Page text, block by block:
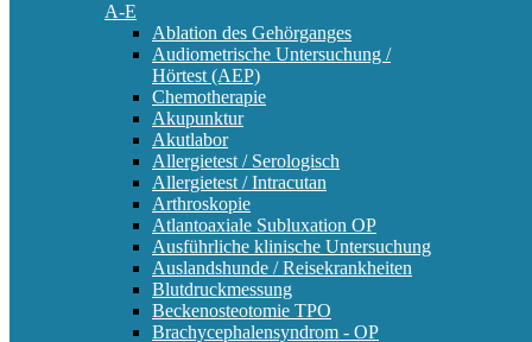
A-E
Ablation des Gehörganges
Audiometrische Untersuchung /
Hörtest (AEP)
Chemotherapie
Akupunktur
Akutlabor
Allergietest / Serologisch
Allergietest / Intracutan
Arthroskopie
Atlantoaxiale Subluxation OP
Ausführliche klinische Untersuchung
Auslandshunde / Reisekrankheiten
Blutdruckmessung
Beckenosteotomie TPO
Brachycephalensyndrom - OP